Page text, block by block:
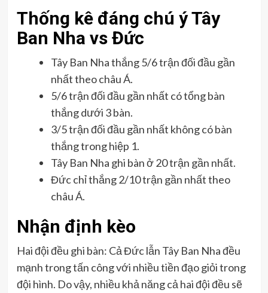
Thống kê đáng chú ý Tây
Ban Nha vs Đức
Tây Ban Nha thắng 5/6 trận đối đầu gần
nhất theo châu Á.
5/6 trận đối đầu gần nhất có tổng bàn
thắng dưới 3 bàn.
3/5 trận đối đầu gần nhất không có bàn
thắng trong hiệp 1.
Tây Ban Nha ghi bàn ở 20 trận gần nhất.
Đức chỉ thắng 2/10 trận gần nhất theo
châu Á.
Nhận định kèo
Hai đội đều ghi bàn: Cả Đức lẫn Tây Ban Nha đều
mạnh trong tấn công với nhiều tiền đạo giỏi trong
đội hình. Do vậy, nhiều khả năng cả hai đội đều sẽ